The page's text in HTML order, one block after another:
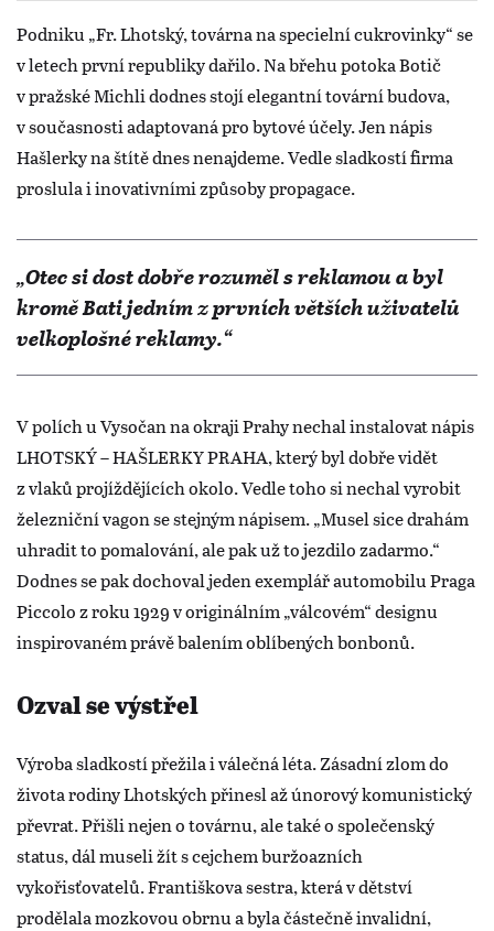
Podniku „Fr. Lhotský, továrna na specielní cukrovinky“ se
v letech první republiky dařilo. Na břehu potoka Botič
v pražské Michli dodnes stojí elegantní tovární budova,
v současnosti adaptovaná pro bytové účely. Jen nápis
Hašlerky na štítě dnes nenajdeme. Vedle sladkostí firma
proslula i inovativními způsoby propagace.
„Otec si dost dobře rozuměl s reklamou a byl
kromě Bati jedním z prvních větších uživatelů
velkoplošné reklamy.“
V polích u Vysočan na okraji Prahy nechal instalovat nápis
LHOTSKÝ – HAŠLERKY PRAHA, který byl dobře vidět
z vlaků projíždějících okolo. Vedle toho si nechal vyrobit
železniční vagon se stejným nápisem. „Musel sice drahám
uhradit to pomalování, ale pak už to jezdilo zadarmo.“
Dodnes se pak dochoval jeden exemplář automobilu Praga
Piccolo z roku 1929 v originálním „válcovém“ designu
inspirovaném právě balením oblíbených bonbonů.
Ozval se výstřel
Výroba sladkostí přežila i válečná léta. Zásadní zlom do
života rodiny Lhotských přinesl až únorový komunistický
převrat. Přišli nejen o továrnu, ale také o společenský
status, dál museli žít s cejchem buržoazních
vykořisťovatelů. Františkova sestra, která v dětství
prodělala mozkovou obrnu a byla částečně invalidní,